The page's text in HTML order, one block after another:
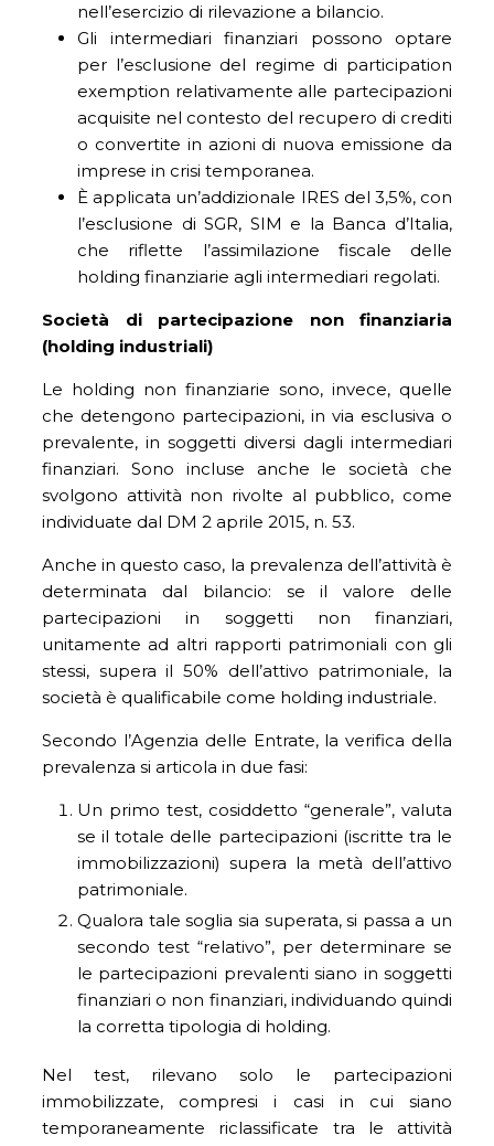
nell’esercizio di rilevazione a bilancio.
Gli intermediari finanziari possono optare
per l’esclusione del regime di participation
exemption relativamente alle partecipazioni
acquisite nel contesto del recupero di crediti
o convertite in azioni di nuova emissione da
imprese in crisi temporanea.
È applicata un’addizionale IRES del 3,5%, con
l’esclusione di SGR, SIM e la Banca d’Italia,
che riflette l’assimilazione fiscale delle
holding finanziarie agli intermediari regolati.
Società di partecipazione non finanziaria
(holding industriali)
Le holding non finanziarie sono, invece, quelle
che detengono partecipazioni, in via esclusiva o
prevalente, in soggetti diversi dagli intermediari
finanziari. Sono incluse anche le società che
svolgono attività non rivolte al pubblico, come
individuate dal DM 2 aprile 2015, n. 53.
Anche in questo caso, la prevalenza dell’attività è
determinata dal bilancio: se il valore delle
partecipazioni in soggetti non finanziari,
unitamente ad altri rapporti patrimoniali con gli
stessi, supera il 50% dell’attivo patrimoniale, la
società è qualificabile come holding industriale.
Secondo l’Agenzia delle Entrate, la verifica della
prevalenza si articola in due fasi:
Un primo test, cosiddetto “generale”, valuta
se il totale delle partecipazioni (iscritte tra le
immobilizzazioni) supera la metà dell’attivo
patrimoniale.
Qualora tale soglia sia superata, si passa a un
secondo test “relativo”, per determinare se
le partecipazioni prevalenti siano in soggetti
finanziari o non finanziari, individuando quindi
la corretta tipologia di holding.
Nel test, rilevano solo le partecipazioni
immobilizzate, compresi i casi in cui siano
temporaneamente riclassificate tra le attività